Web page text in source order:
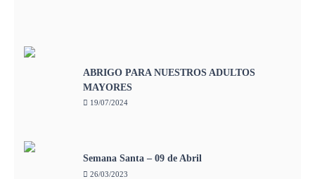
ABRIGO PARA NUESTROS ADULTOS
MAYORES
19/07/2024
Semana Santa – 09 de Abril
26/03/2023